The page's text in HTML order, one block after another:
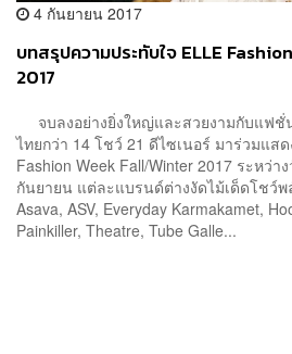
4 กันยายน 2017
บทสรุปความประทับใจ ELLE
2017
จบลงอย่างยิ่งใหญ่และสวยงามกับแฟ
ไทยกว่า 14 โชว์ 21 ดีไซเนอร์ มาร่วมแส
Fashion Week Fall/Winter 2017 ระหว่า
กันยายน แต่ละแบรนด์ต่างงัดไม้เด็ดโชว์
Asava, ASV, Everyday Karmakamet,
Painkiller, Theatre, Tube Galle...